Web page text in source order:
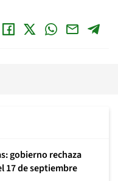
gobierno rechaza
17 de septiembre